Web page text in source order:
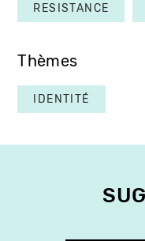
RESISTANCE
Thèmes
IDENTITÉ